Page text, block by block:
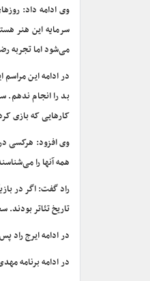
وی ادامه داد:
سرمایه این هنر
می‌شود اما تجربه
در ادامه این
بد را انجام ندهم.
کارهایی که بازی
وی افزود: هرکسی
همه آنها را
راد گفت: اگر در
تاریخ تئاتر بودند.
در ادامه ایرج راد پس
در ادامه برنامه